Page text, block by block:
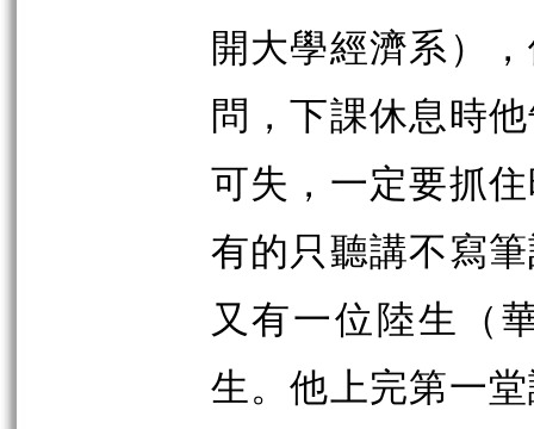
開大學經濟系）
問，下課休息時
可失，一定要抓
有的只聽講不寫
又有一位陸生（
生。他上完第一